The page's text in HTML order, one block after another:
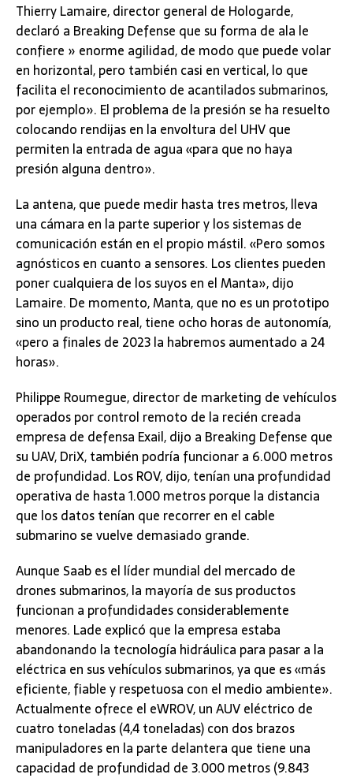
Thierry Lamaire, director general de Hologarde,
declaró a Breaking Defense que su forma de ala le
confiere » enorme agilidad, de modo que puede volar
en horizontal, pero también casi en vertical, lo que
facilita el reconocimiento de acantilados submarinos,
por ejemplo». El problema de la presión se ha resuelto
colocando rendijas en la envoltura del UHV que
permiten la entrada de agua «para que no haya
presión alguna dentro».
La antena, que puede medir hasta tres metros, lleva
una cámara en la parte superior y los sistemas de
comunicación están en el propio mástil. «Pero somos
agnósticos en cuanto a sensores. Los clientes pueden
poner cualquiera de los suyos en el Manta», dijo
Lamaire. De momento, Manta, que no es un prototipo
sino un producto real, tiene ocho horas de autonomía,
«pero a finales de 2023 la habremos aumentado a 24
horas».
Philippe Roumegue, director de marketing de vehículos
operados por control remoto de la recién creada
empresa de defensa Exail, dijo a Breaking Defense que
su UAV, DriX, también podría funcionar a 6.000 metros
de profundidad. Los ROV, dijo, tenían una profundidad
operativa de hasta 1.000 metros porque la distancia
que los datos tenían que recorrer en el cable
submarino se vuelve demasiado grande.
Aunque Saab es el líder mundial del mercado de
drones submarinos, la mayoría de sus productos
funcionan a profundidades considerablemente
menores. Lade explicó que la empresa estaba
abandonando la tecnología hidráulica para pasar a la
eléctrica en sus vehículos submarinos, ya que es «más
eficiente, fiable y respetuosa con el medio ambiente».
Actualmente ofrece el eWROV, un AUV eléctrico de
cuatro toneladas (4,4 toneladas) con dos brazos
manipuladores en la parte delantera que tiene una
capacidad de profundidad de 3.000 metros (9.843